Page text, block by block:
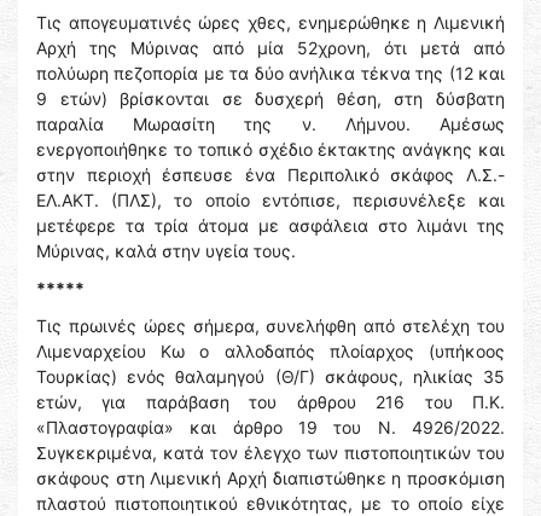
Τις απογευματινές ώρες χθες, ενημερώθηκε η Λιμενική
Αρχή της Μύρινας από μία 52χρονη, ότι μετά από
πολύωρη πεζοπορία με τα δύο ανήλικα τέκνα της (12 και
9 ετών) βρίσκονται σε δυσχερή θέση, στη δύσβατη
παραλία Μωρασίτη της ν. Λήμνου. Αμέσως
ενεργοποιήθηκε το τοπικό σχέδιο έκτακτης ανάγκης και
στην περιοχή έσπευσε ένα Περιπολικό σκάφος Λ.Σ.-
ΕΛ.ΑΚΤ. (ΠΛΣ), το οποίο εντόπισε, περισυνέλεξε και
μετέφερε τα τρία άτομα με ασφάλεια στο λιμάνι της
Μύρινας, καλά στην υγεία τους.
*****
Τις πρωινές ώρες σήμερα, συνελήφθη από στελέχη του
Λιμεναρχείου Κω ο αλλοδαπός πλοίαρχος (υπήκοος
Τουρκίας) ενός θαλαμηγού (Θ/Γ) σκάφους, ηλικίας 35
ετών, για παράβαση του άρθρου 216 του Π.Κ.
«Πλαστογραφία» και άρθρο 19 του Ν. 4926/2022.
Συγκεκριμένα, κατά τον έλεγχο των πιστοποιητικών του
σκάφους στη Λιμενική Αρχή διαπιστώθηκε η προσκόμιση
πλαστού πιστοποιητικού εθνικότητας, με το οποίο είχε